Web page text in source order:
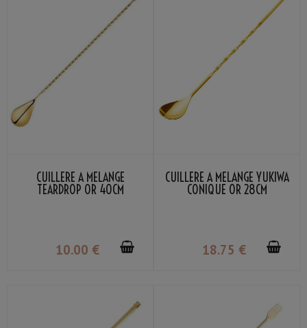
CUILLÈRE À MÉLANGE
TEARDROP OR 40CM
10.00 €
CUILLÈRE À MÉLANGE YUKIWA
CONIQUE OR 28CM
18.75 €